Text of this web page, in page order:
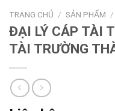
TRANG CHỦ / SẢN PHẨM /
ĐẠI LÝ CÁP TÀI
TÀI TRƯỜNG